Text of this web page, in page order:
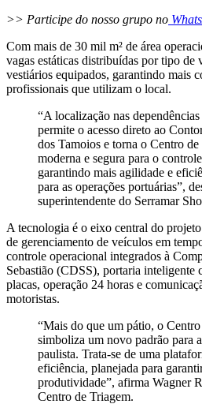
>> Participe do nosso grupo no
Com mais de 30 mil m² de área
vagas estáticas distribuídas por tipo
vestiários equipados, garantindo mais
profissionais que utilizam o local.
“A localização nas
permite o acesso direto ao
dos Tamoios e torna o Centro
moderna e segura para o
garantindo mais agilidade e
para as operações portuárias”,
superintendente do Serramar
A tecnologia é o eixo central do
de gerenciamento de veículos em
controle operacional integrados à
Sebastião (CDSS), portaria inteligente
placas, operação 24 horas e
motoristas.
“Mais do que um pátio, o
simboliza um novo padrão para
paulista. Trata-se de uma
eficiência, planejada para
produtividade”, afirma Wagner
Centro de Triagem.